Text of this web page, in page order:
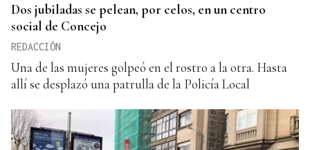
Dos jubiladas se pelean, por celos, en un centro
social de Concejo
REDACCIÓN
Una de las mujeres golpeó en el rostro a la otra. Hasta
allí se desplazó una patrulla de la Policía Local